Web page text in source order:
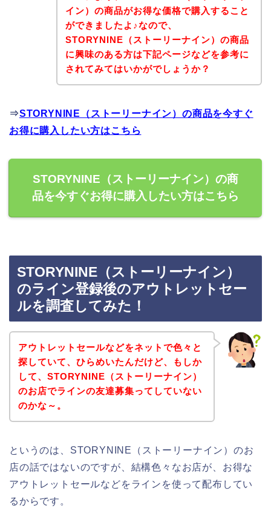
イン）の商品がお得な価格で購入すること
ができましたよ♪なので、
STORYNINE（ストーリーナイン）の商品
に興味のある方は下記ページなどを参考に
されてみてはいかがでしょうか？
⇒STORYNINE（ストーリーナイン）の商品を今すぐ
お得に購入したい方はこちら
STORYNINE（ストーリーナイン）の商
品を今すぐお得に購入したい方はこちら
STORYNINE（ストーリーナイン）
のライン登録後のアウトレットセー
ルを調査してみた！
アウトレットセールなどをネットで色々と
探していて、ひらめいたんだけど、もしか
して、STORYNINE（ストーリーナイン）
のお店でラインの友達募集ってしていない
のかな～。
というのは、STORYNINE（ストーリーナイン）のお
店の話ではないのですが、結構色々なお店が、お得な
アウトレットセールなどをラインを使って配布してい
るからです。